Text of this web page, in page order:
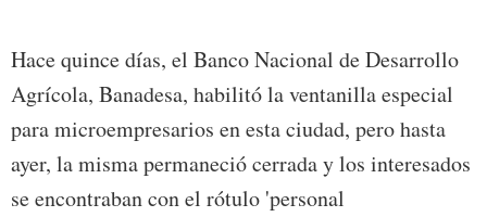
Hace quince días, el Banco Nacional de Desarrollo
Agrícola, Banadesa, habilitó la ventanilla especial
para microempresarios en esta ciudad, pero hasta
ayer, la misma permaneció cerrada y los interesados
se encontraban con el rótulo 'personal